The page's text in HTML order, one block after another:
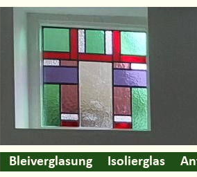
Bleiverglasung Isolierglas